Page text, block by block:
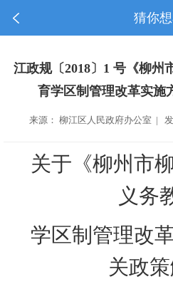
猜你
江政规〔2018〕1 号《柳州
育学区制管理改革实施
来源： 柳江区人民政府办公室 |
关于《柳州市
义务
学区制管理改
关政